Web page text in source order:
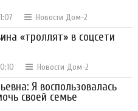
Новости Дом-2
«троллят» в соцсети
Новости Дом-2
Я воспользовалась
своей семье